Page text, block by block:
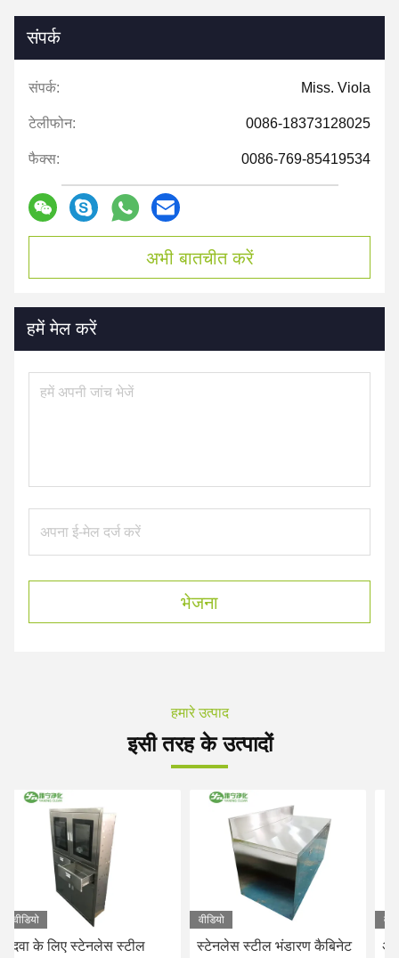
संपर्क
संपर्क: Miss. Viola
टेलीफोन: 0086-18373128025
फैक्स: 0086-769-85419534
अभी बातचीत करें
हमें मेल करें
भेजना
हमारे उत्पाद
इसी तरह के उत्पादों
वीडियो
दवा के लिए स्टेनलेस स्टील
वीडियो
स्टेनलेस स्टील भंडारण कैबिनेट